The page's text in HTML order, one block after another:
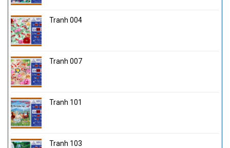
Tranh 004
Tranh 007
Tranh 101
Tranh 103